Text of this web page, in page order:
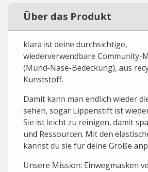
Über das Produkt
klara ist deine durchsichtige,
wiederverwendbare Community-
(Mund-Nase-Bedeckung), aus
Kunststoff.
Damit kann man endlich wieder
sehen, sogar Lippenstift ist
Sie ist leicht zu reinigen, damit
und Ressourcen. Mit den
kannst du sie für deine Größe
Unsere Mission: Einwegmasken